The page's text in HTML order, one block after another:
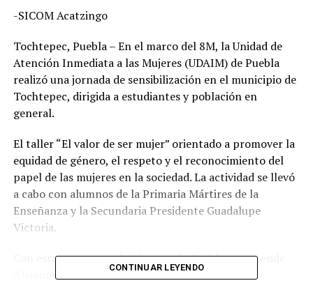
-SICOM Acatzingo
Tochtepec, Puebla – En el marco del 8M, la Unidad de
Atención Inmediata a las Mujeres (UDAIM) de Puebla
realizó una jornada de sensibilización en el municipio de
Tochtepec, dirigida a estudiantes y población en
general.
El taller “El valor de ser mujer” orientado a promover la
equidad de género, el respeto y el reconocimiento del
papel de las mujeres en la sociedad. La actividad se llevó
a cabo con alumnos de la Primaria Mártires de la
Enseñanza y la Secundaria Presidente Guadalupe
Victoria.
Con estas acciones, el Gobierno de Puebla que preside
Alejandro Armenta fortalece la construcción de
CONTINUAR LEYENDO